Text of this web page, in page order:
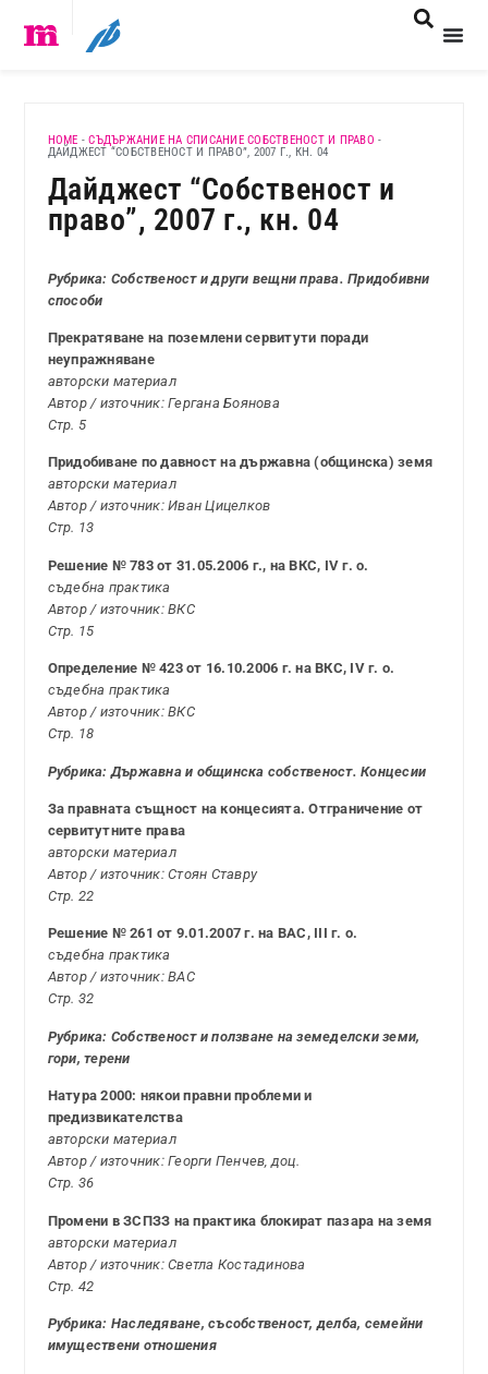
HOME -СЪДЪРЖАНИЕ НА СПИСАНИЕ СОБСТВЕНОСТ И ПРАВО -
ДАЙДЖЕСТ “СОБСТВЕНОСТ И ПРАВО”, 2007 Г., КН. 04
Дайджест “Собственост и
право”, 2007 г., кн. 04
Рубрика: Собственост и други вещни права. Придобивни
способи
Прекратяване на поземлени сервитути поради
неупражняване
авторски материал
Автор / източник: Гергана Боянова
Стр. 5
Придобиване по давност на държавна (общинска) земя
авторски материал
Автор / източник: Иван Цицелков
Стр. 13
Решение № 783 от 31.05.2006 г., на ВКС, IV г. о.
съдебна практика
Автор / източник: ВКС
Стр. 15
Определение № 423 от 16.10.2006 г. на ВКС, IV г. о.
съдебна практика
Автор / източник: ВКС
Стр. 18
Рубрика: Държавна и общинска собственост. Концесии
За правната същност на концесията. Отграничение от
сервитутните права
авторски материал
Автор / източник: Стоян Ставру
Стр. 22
Решение № 261 от 9.01.2007 г. на ВАС, III г. о.
съдебна практика
Автор / източник: ВАС
Стр. 32
Рубрика: Собственост и ползване на земеделски земи,
гори, терени
Натура 2000: някои правни проблеми и
предизвикателства
авторски материал
Автор / източник: Георги Пенчев, доц.
Стр. 36
Промени в ЗСПЗЗ на практика блокират пазара на земя
авторски материал
Автор / източник: Светла Костадинова
Стр. 42
Рубрика: Наследяване, съсобственост, делба, семейни
имуществени отношения